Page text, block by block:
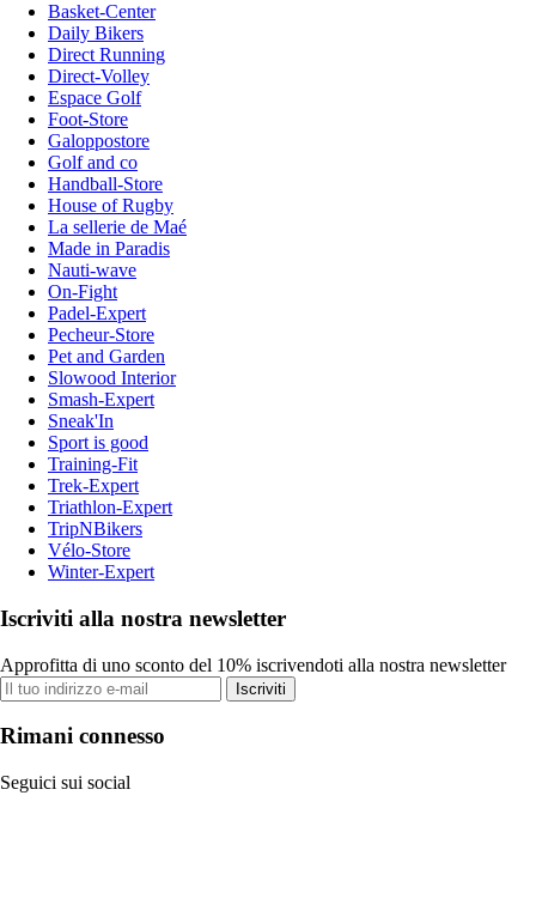
Basket-Center
Daily Bikers
Direct Running
Direct-Volley
Espace Golf
Foot-Store
Galoppostore
Golf and co
Handball-Store
House of Rugby
La sellerie de Maé
Made in Paradis
Nauti-wave
On-Fight
Padel-Expert
Pecheur-Store
Pet and Garden
Slowood Interior
Smash-Expert
Sneak'In
Sport is good
Training-Fit
Trek-Expert
Triathlon-Expert
TripNBikers
Vélo-Store
Winter-Expert
Iscriviti alla nostra newsletter
Approfitta di uno sconto del 10% iscrivendoti alla nostra newsletter
Iscriviti
Rimani connesso
Seguici sui social